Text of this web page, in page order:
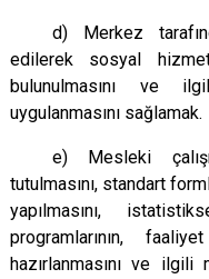
d) Merkez
edilerek sosyal
bulunulmasını ve
uygulanmasını sağlamak.
e) Mesleki
tutulmasını, standart
yapılmasını,
programlarının,
hazırlanmasını ve ilgili